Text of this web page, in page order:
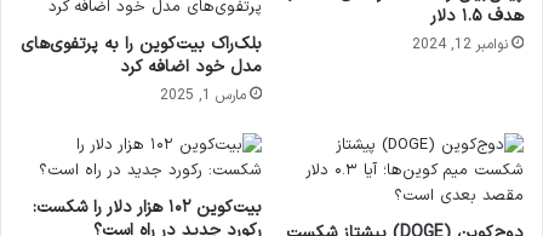
هدف ۱.۵ دلار
نوامبر 12, 2024
بلک‌راک بیت‌کوین را به پرتفوی‌های
مدل خود اضافه کرد
مارس 1, 2025
بیت‌کوین ۱۰۲ هزار دلار را شکست:
رکورد جدید در راه است؟